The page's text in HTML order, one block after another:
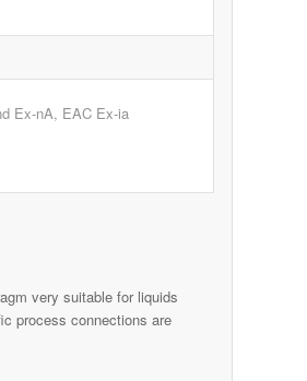
Ex-nA, EAC Ex-ia
very suitable for liquids
process connections are